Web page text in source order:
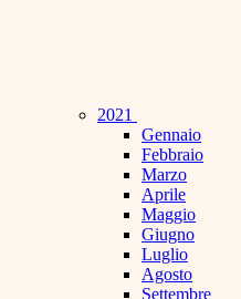
2021
Gennaio
Febbraio
Marzo
Aprile
Maggio
Giugno
Luglio
Agosto
Settembre